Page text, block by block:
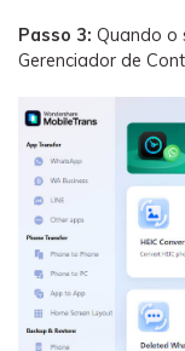
Passo 3: Quando o
Gerenciador de